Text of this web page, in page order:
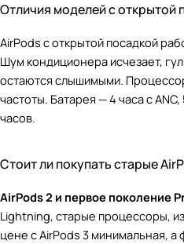
Отличия моделей с открытой
AirPods с открытой посадкой
Шум кондиционера исчезает,
остаются слышимыми.
частоты. Батарея — 4 часа с
часов.
Стоит ли покупать старые
AirPods 2 и первое поколение
Lightning, старые процессоры,
цене с AirPods 3 минимальная, а